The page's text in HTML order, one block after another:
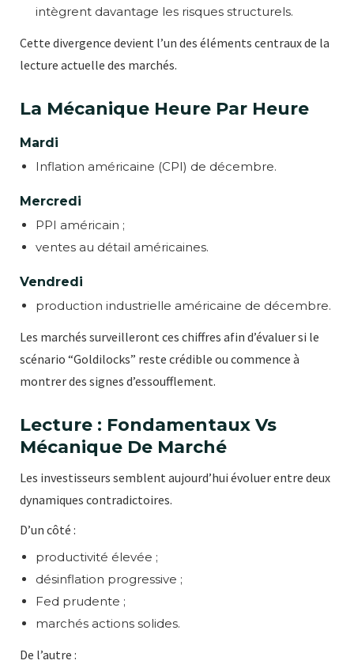
intègrent davantage les risques structurels.
Cette divergence devient l’un des éléments centraux de la
lecture actuelle des marchés.
La Mécanique Heure Par Heure
Mardi
Inflation américaine (CPI) de décembre.
Mercredi
PPI américain ;
ventes au détail américaines.
Vendredi
production industrielle américaine de décembre.
Les marchés surveilleront ces chiffres afin d’évaluer si le
scénario “Goldilocks” reste crédible ou commence à
montrer des signes d’essoufflement.
Lecture : Fondamentaux Vs
Mécanique De Marché
Les investisseurs semblent aujourd’hui évoluer entre deux
dynamiques contradictoires.
D’un côté :
productivité élevée ;
désinflation progressive ;
Fed prudente ;
marchés actions solides.
De l’autre :